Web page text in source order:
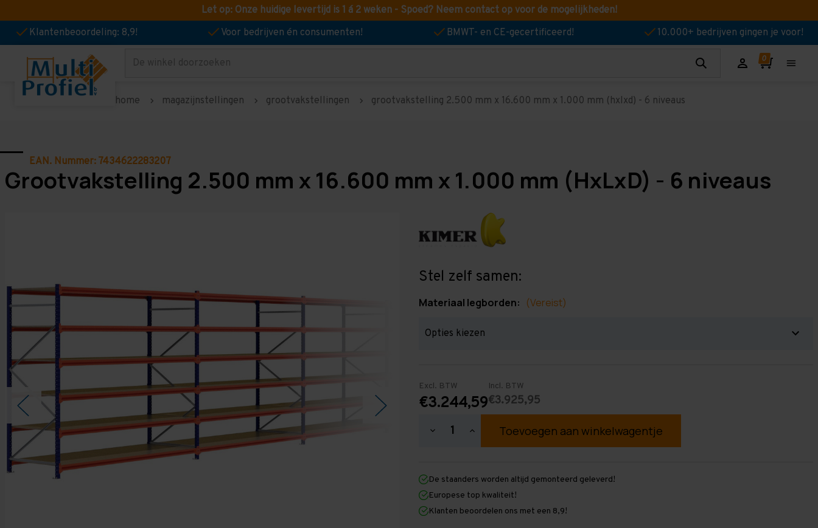
Let op: Onze huidige levertijd is 1 á 2 weken - Spoed? Neem contact op voor de mogelijkheden!
Klantenbeoordeling: 8,9!
Voor bedrijven én consumenten! BMWT- en CE-gecertificeerd! 10.000+ bedrijven gingen je voor!
Zoeken
home magazijnstellingen grootvakstellingen grootvakstelling 2.500 mm x 16.600 mm x 1.000 mm (hxlxd) - 6 niveaus
EAN. Nummer: 7434622283207
Grootvakstelling 2.500 mm x 16.600 mm x 1.000 mm (HxLxD) - 6 niveaus
Stel zelf samen:
Materiaal legborden: (Vereist)
Excl. BTW
€3.244,59
Incl. BTW
€3.925,95
Hoeveelheid
2.500
mm
x
16.600
mm
Hoeveelheid
verhogen
2.500
mm
x
16.600
mm
De staanders worden altijd gemonteerd geleverd!
Europese top kwaliteit!
Klanten beoordelen ons met een 8,9!